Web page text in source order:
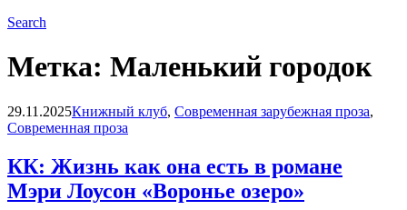
Search
Метка: Маленький городок
Blog
29.11.2025Книжный клуб, Современная зарубежная проза,
Современная проза
КК: Жизнь как она есть в романе
Мэри Лоусон «Воронье озеро»